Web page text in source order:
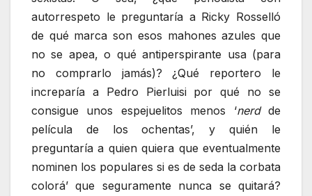
autorrespeto le preguntaría a Ricky Rosselló
de qué marca son esos mahones azules que
no se apea, o qué antiperspirante usa (para
no comprarlo jamás)? ¿Qué reportero le
increparía a Pedro Pierluisi por qué no se
consigue unos espejuelitos menos ‘nerdde
película de los ochentas’, y quién le
preguntaría a quien quiera que eventualmente
nominen los populares si es de seda la corbata
colorá’ que seguramente nunca se quitará?